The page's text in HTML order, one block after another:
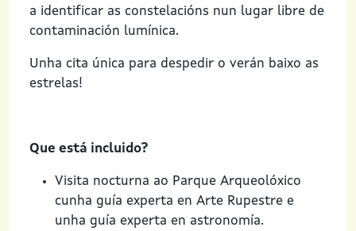
a identificar as constelacións nun lugar libre de
contaminación lumínica.
Unha cita única para despedir o verán baixo as
estrelas!
Que está incluido?
Visita nocturna ao Parque Arqueolóxico
cunha guía experta en Arte Rupestre e
unha guía experta en astronomía.